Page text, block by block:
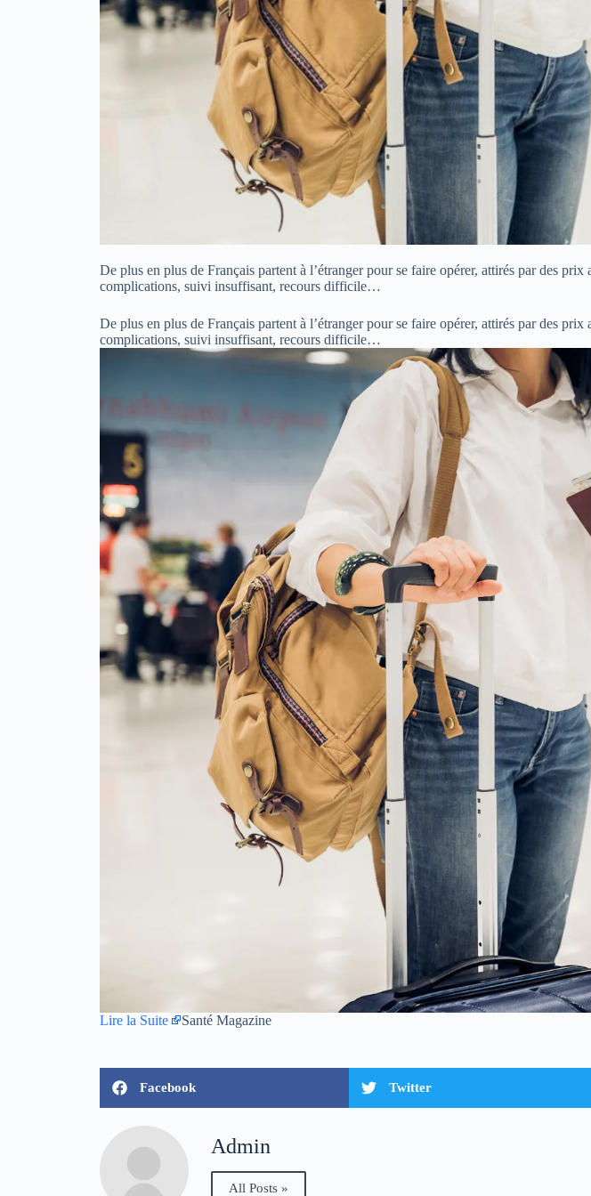
De plus en plus de Français partent à l’étranger pour se faire opérer, attirés par des
complications, suivi insuffisant, recours difficile…
De plus en plus de Français partent à l’étranger pour se faire opérer, attirés par des
complications, suivi insuffisant, recours difficile…
Lire la Suite Santé Magazine
Facebook Twitter
Admin
All Posts »